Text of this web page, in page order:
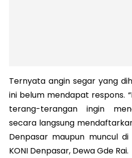
Ternyata angin segar yang
ini belum mendapat respons.
terang-terangan ingin
secara langsung
Denpasar maupun muncul di
KONI Denpasar, Dewa Gde Rai.